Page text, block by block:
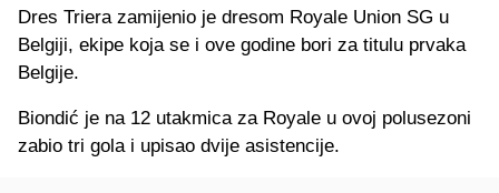
Dres Triera zamijenio je dresom Royale Union SG u
Belgiji, ekipe koja se i ove godine bori za titulu prvaka
Belgije.
Biondić je na 12 utakmica za Royale u ovoj polusezoni
zabio tri gola i upisao dvije asistencije.